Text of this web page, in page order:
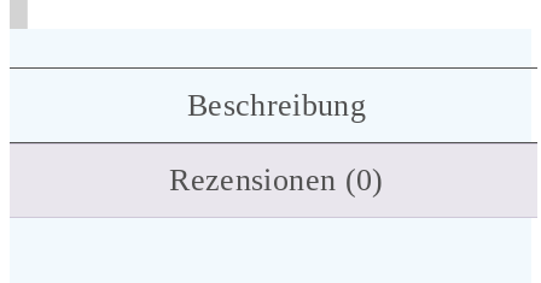
Beschreibung
Rezensionen (0)